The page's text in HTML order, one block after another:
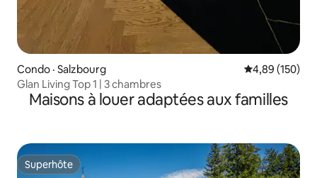
Condo · Salzbourg Note
4,89 (150)
Glan Living Top 1 | 3 chambres
Maisons à louer adaptées aux familles
Superhôte
Superhôte